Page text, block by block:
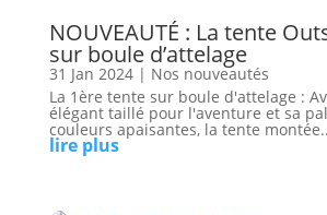
NOUVEAUTÉ : La tente
sur boule d’attelage
31 Jan 2024| Nos nouveautés
La 1ère tente sur boule d'attelage :
élégant taillé pour l'aventure et sa
couleurs apaisantes, la tente
lire plus